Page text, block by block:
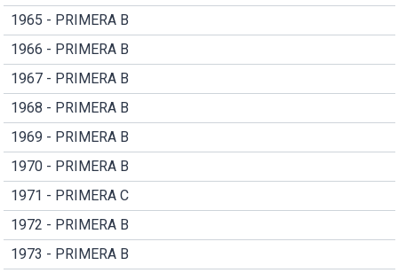
1965 - PRIMERA B
1966 - PRIMERA B
1967 - PRIMERA B
1968 - PRIMERA B
1969 - PRIMERA B
1970 - PRIMERA B
1971 - PRIMERA C
1972 - PRIMERA B
1973 - PRIMERA B